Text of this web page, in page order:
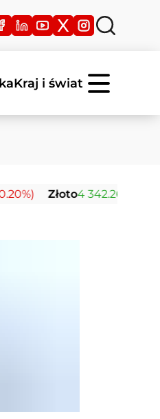
Kraj i świat
Złoto4 342.26 USD (0.00%)